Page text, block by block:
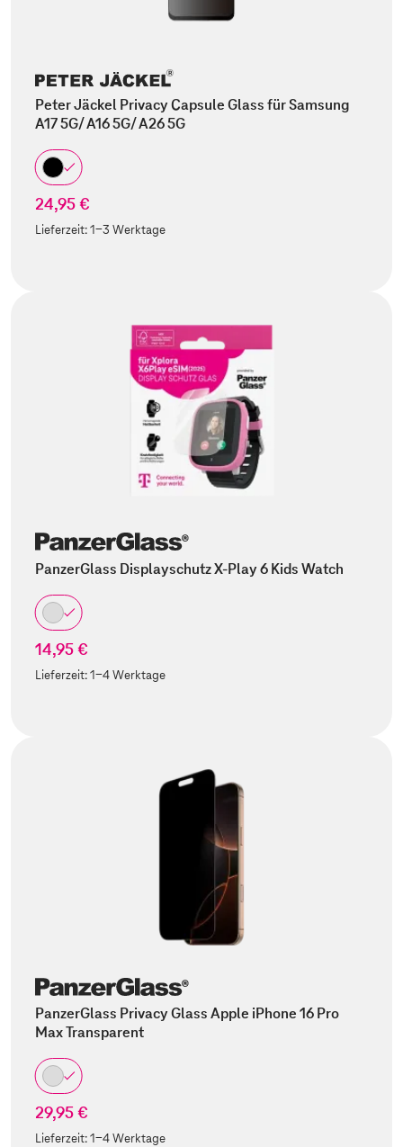
Peter Jäckel Privacy Capsule Glass für Samsung
A17 5G/ A16 5G/ A26 5G
24,95 €
Lieferzeit:1-3 Werktage
PanzerGlass Displayschutz X-Play 6 Kids Watch
14,95 €
Lieferzeit:1-4 Werktage
PanzerGlass Privacy Glass Apple iPhone 16 Pro
Max Transparent
29,95 €
Lieferzeit:1-4 Werktage